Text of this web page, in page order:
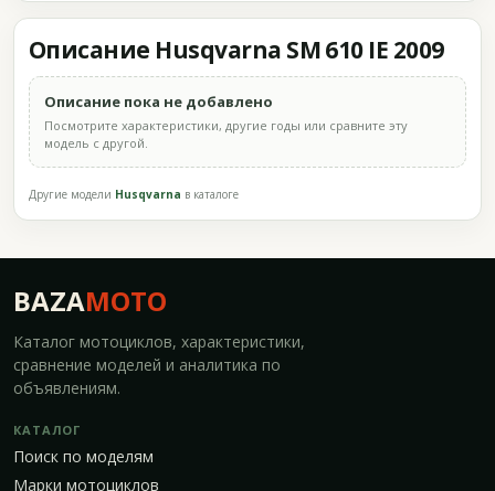
Описание Husqvarna SM 610 IE 2009
Описание пока не добавлено
Посмотрите характеристики, другие годы или сравните эту
модель с другой.
Другие модели Husqvarna в каталоге
BAZAMOTO
Каталог мотоциклов, характеристики,
сравнение моделей и аналитика по
объявлениям.
КАТАЛОГ
Поиск по моделям
Марки мотоциклов